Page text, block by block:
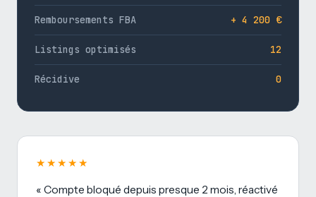
Remboursements FBA + 4 200 €
Listings optimisés 12
Récidive 0
★★★★★
« Compte bloqué depuis presque 2 mois, réactivé